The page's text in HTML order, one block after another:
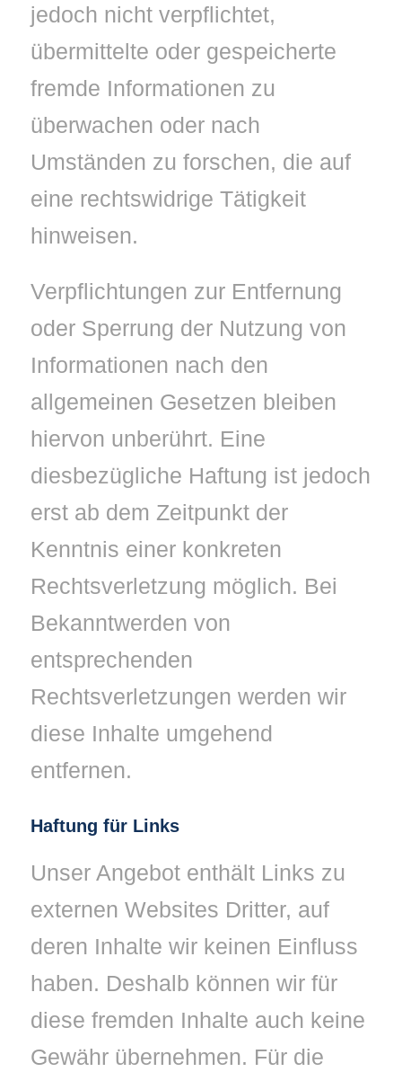
jedoch nicht verpflichtet,
übermittelte oder gespeicherte
fremde Informationen zu
überwachen oder nach
Umständen zu forschen, die auf
eine rechtswidrige Tätigkeit
hinweisen.
Verpflichtungen zur Entfernung
oder Sperrung der Nutzung von
Informationen nach den
allgemeinen Gesetzen bleiben
hiervon unberührt. Eine
diesbezügliche Haftung ist jedoch
erst ab dem Zeitpunkt der
Kenntnis einer konkreten
Rechtsverletzung möglich. Bei
Bekanntwerden von
entsprechenden
Rechtsverletzungen werden wir
diese Inhalte umgehend
entfernen.
Haftung für Links
Unser Angebot enthält Links zu
externen Websites Dritter, auf
deren Inhalte wir keinen Einfluss
haben. Deshalb können wir für
diese fremden Inhalte auch keine
Gewähr übernehmen. Für die